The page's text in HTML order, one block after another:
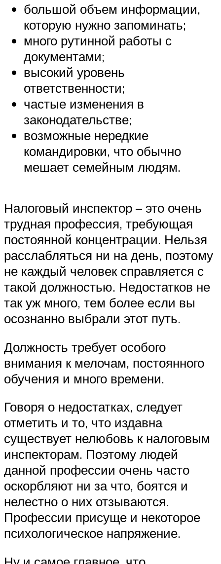
большой объем информации,
которую нужно запоминать;
много рутинной работы с
документами;
высокий уровень
ответственности;
частые изменения в
законодательстве;
возможные нередкие
командировки, что обычно
мешает семейным людям.
Налоговый инспектор – это очень
трудная профессия, требующая
постоянной концентрации. Нельзя
расслабляться ни на день, поэтому
не каждый человек справляется с
такой должностью. Недостатков не
так уж много, тем более если вы
осознанно выбрали этот путь.
Должность требует особого
внимания к мелочам, постоянного
обучения и много времени.
Говоря о недостатках, следует
отметить и то, что издавна
существует нелюбовь к налоговым
инспекторам. Поэтому людей
данной профессии очень часто
оскорбляют ни за что, боятся и
нелестно о них отзываются.
Профессии присуще и некоторое
психологическое напряжение.